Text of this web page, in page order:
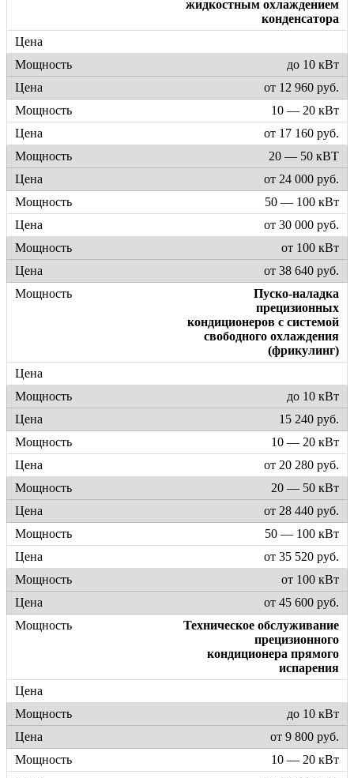
жидкостным охлаждением
конденсатора
до 10 кВт
от 12 960 руб.
10 — 20 кВт
от 17 160 руб.
20 — 50 кВТ
от 24 000 руб.
50 — 100 кВт
от 30 000 руб.
от 100 кВт
от 38 640 руб.
Пуско-наладка
прецизионных
кондиционеров с системой
свободного охлаждения
(фрикулинг)
до 10 кВт
15 240 руб.
10 — 20 кВт
от 20 280 руб.
20 — 50 кВт
от 28 440 руб.
50 — 100 кВт
от 35 520 руб.
от 100 кВт
от 45 600 руб.
Техническое обслуживание
прецизионного
кондиционера прямого
испарения
до 10 кВт
от 9 800 руб.
10 — 20 кВт